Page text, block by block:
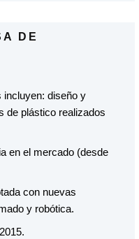
DE
incluyen: diseño y
de plástico realizados
en el mercado (desde
con nuevas
y robótica.